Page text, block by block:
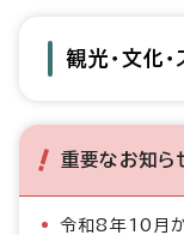
観光・文化
重要なお知ら
令和8年10月か